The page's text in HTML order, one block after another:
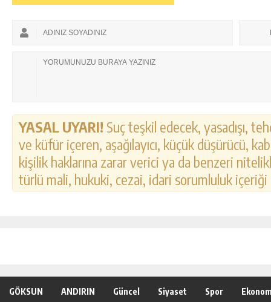
YASAL UYARI! Suç teşkil edecek, yasadışı,
ve küfür içeren, aşağılayıcı, küçük düşürücü,
kişilik haklarına zarar verici ya da benzeri
türlü mali, hukuki, cezai, idari sorumluluk
GÖKSUN ANDIRIN Güncel Siyaset Spor